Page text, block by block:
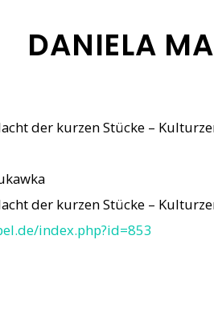
DANIELA
der kurzen Stücke –
der kurzen Stücke –
index.php?id=853